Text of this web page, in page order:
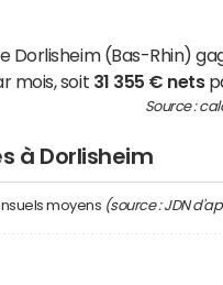
Dorlisheim (Bas-Rhin)
mois, soit 31 355 € nets
Source :
à Dorlisheim
moyens (source : JDN